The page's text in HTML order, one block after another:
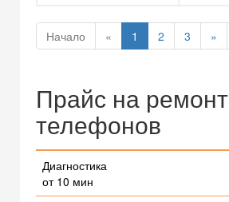
Начало « 1 2 3 »
Прайс на ремонт
телефонов
Диагностика
от 10 мин